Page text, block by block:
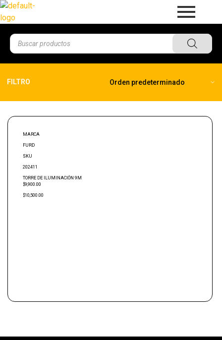
FILTRO
MARCA
FURD
SKU
202411
TORRE DE ILUMINACIÓN 9M
$9,900.00
$10,500.00